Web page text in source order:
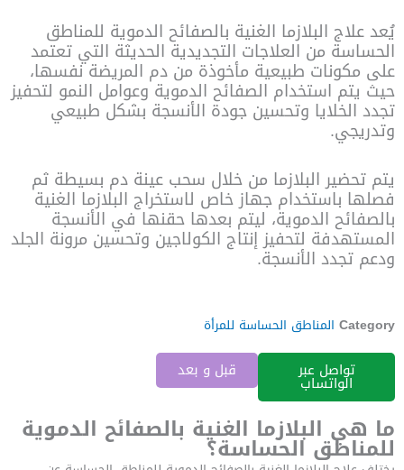
يُعد علاج البلازما الغنية بالصفائح الدموية للمناطق
الحساسة من العلاجات التجديدية الحديثة التي تعتمد
على مكونات طبيعية مأخوذة من دم المريضة نفسها،
حيث يتم استخدام الصفائح الدموية وعوامل النمو لتحفيز
تجدد الخلايا وتحسين جودة الأنسجة بشكل طبيعي
وتدريجي.
يتم تحضير البلازما من خلال سحب عينة دم بسيطة ثم
فصلها باستخدام جهاز خاص لاستخراج البلازما الغنية
بالصفائح الدموية، ليتم بعدها حقنها في الأنسجة
المستهدفة لتحفيز إنتاج الكولاجين وتحسين مرونة الجلد
ودعم تجدد الأنسجة.
Category المناطق الحساسة للمرأة
تواصل عبر
الواتساب
قبل و بعد
ما هي البلازما الغنية بالصفائح الدموية
للمناطق الحساسة؟